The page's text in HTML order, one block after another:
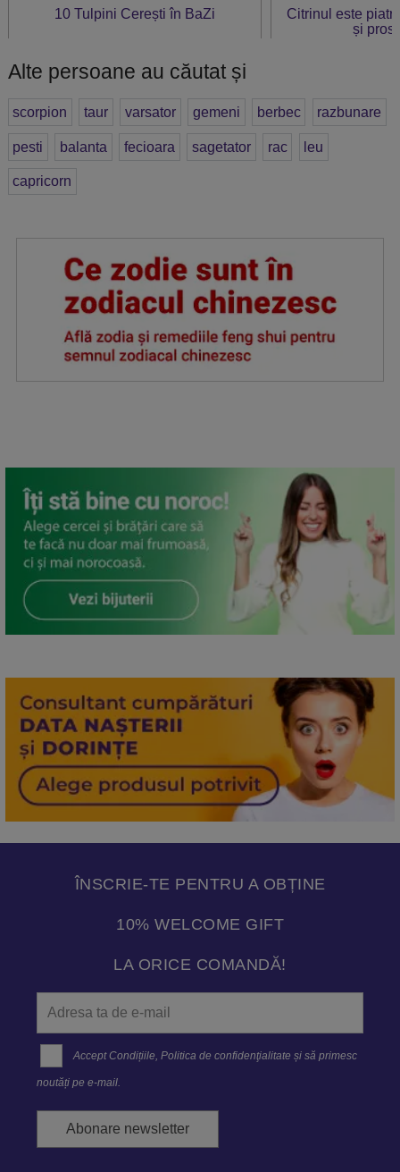
10 Tulpini Cerești în BaZi
Citrinul este
și
Alte persoane au căutat și
scorpion taur varsator gemeni berbec razbunare
pesti balanta fecioara sagetator rac leu
capricorn
ÎNSCRIE-TE PENTRU A OBȚINE
10% WELCOME GIFT
LA ORICE COMANDĂ!
Accept Condițiile,Politica de confidenţialitate și să primesc
noutăți pe e-mail.
Abonare newsletter